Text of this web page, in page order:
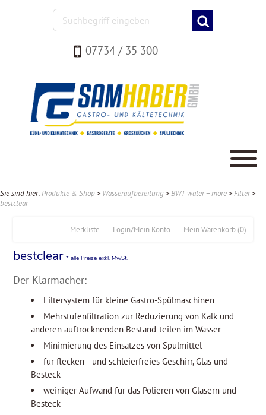
07734 / 35 300
Sie sind hier:Produkte & Shop > Wasseraufbereitung >BWT water + more >Filter>
bestclear
Mein Warenkorb (0)
Login/Mein Konto
Merkliste
bestclear * alle Preise exkl. MwSt.
Der Klarmacher:
Filtersystem für kleine Gastro-Spülmaschinen
Mehrstufenfiltration zur Reduzierung von Kalk und
anderen auftrocknenden Bestand-teilen im Wasser
Minimierung des Einsatzes von Spülmittel
für flecken– und schleierfreies Geschirr, Glas und
Besteck
weiniger Aufwand für das Polieren von Gläsern und
Besteck